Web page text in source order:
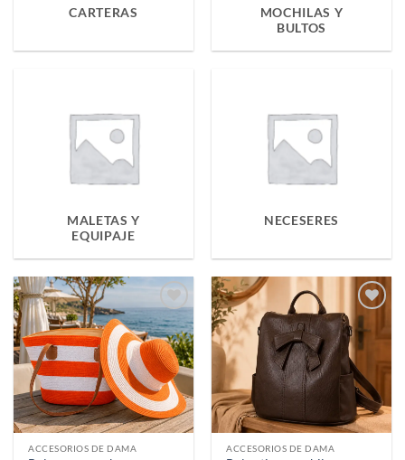
CARTERAS
MOCHILAS Y
BULTOS
MALETAS Y
EQUIPAJE
NECESERES
Añadir
a la
lista de
deseos
ACCESORIOS DE DAMA
Añadir
a la
deseos
ACCESORIOS DE DAMA